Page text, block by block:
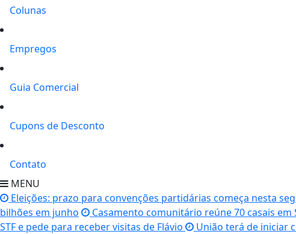
Colunas
Empregos
Guia Comercial
Cupons de Desconto
Contato
MENU
Eleições: prazo para convenções partidárias começa nesta
bilhões em junho
Casamento comunitário reúne 70 casais em
STF e pede para receber visitas de Flávio
União terá de iniciar